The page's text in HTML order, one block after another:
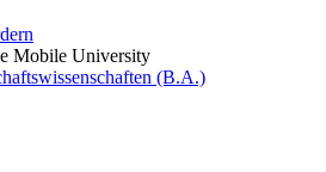
Mobile University
(B.A.)